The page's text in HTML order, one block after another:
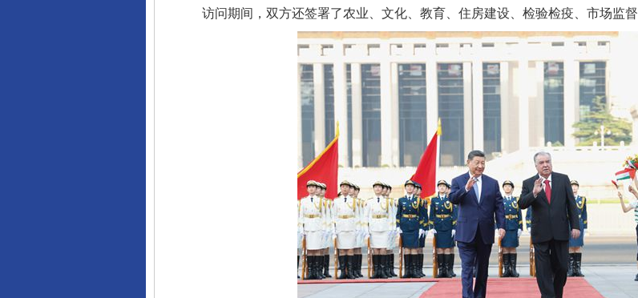
访问期间，双方还签署了农业、文化、教育、住房建设、检验检疫、市场监督